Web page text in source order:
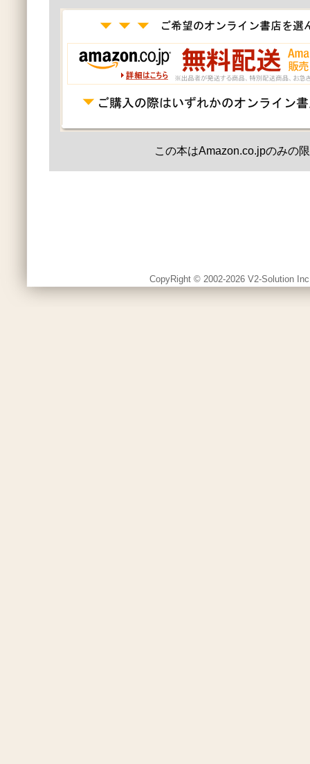
この本はAmazon.co.jpのみの
CopyRight © 2002-2026 V2-Solution